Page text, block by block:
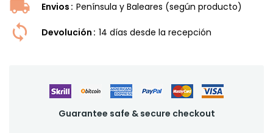
Envios Península y Baleares (según producto)
Devolución 14 dí­as desde la recepción
Guarantee safe & secure checkout